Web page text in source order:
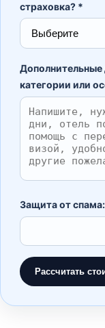
страховка? *
категории или
Защита от
Рассчитать